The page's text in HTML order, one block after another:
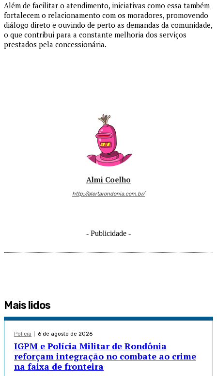
Além de facilitar o atendimento, iniciativas como essa também
fortalecem o relacionamento com os moradores, promovendo
diálogo direto e ouvindo de perto as demandas da comunidade,
o que contribui para a constante melhoria dos serviços
prestados pela concessionária.
Almi Coelho
http://alertarondonia.com.br/
- Publicidade -
Mais lidos
Policia 6 de agosto de 2026
IGPM e Polícia Militar de Rondônia
reforçam integração no combate ao crime
na faixa de fronteira